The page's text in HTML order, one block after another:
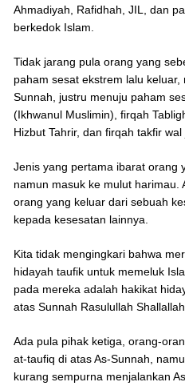
Ahmadiyah, Rafidhah, JIL, dan
berkedok Islam.
Tidak jarang pula orang yang
paham sesat ekstrem lalu
Sunnah, justru menuju paham
(Ikhwanul Muslimin), firqah
Hizbut Tahrir, dan firqah takfir wal
Jenis yang pertama ibarat orang
namun masuk ke mulut harimau.
orang yang keluar dari sebuah
kepada kesesatan lainnya.
Kita tidak mengingkari bahwa
hidayah taufik untuk memeluk
pada mereka adalah hakikat
atas Sunnah Rasulullah
Ada pula pihak ketiga, orang-
at-taufiq di atas As-Sunnah,
kurang sempurna menjalankan